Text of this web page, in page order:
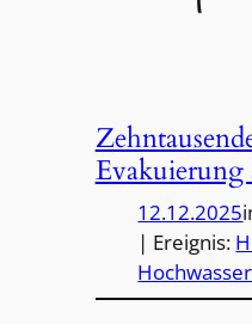
Evakuierung
12.12.2025
| Ereignis:
Hochwasser